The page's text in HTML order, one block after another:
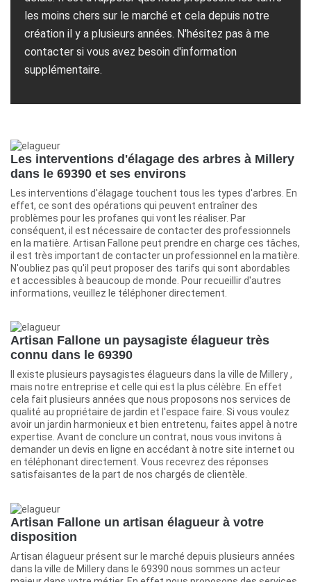
les moins chers sur le marché et cela depuis notre
création il y a plusieurs années. N'hésitez pas à me
contacter si vous avez besoin d'information
supplémentaire.
Les interventions d'élagage des arbres à Millery
dans le 69390 et ses environs
Les interventions d'élagage touchent tous les types d'arbres. En
effet, ce sont des opérations qui peuvent entraîner des
problèmes pour les profanes qui vont les réaliser. Par
conséquent, il est nécessaire de contacter des professionnels
en la matière. Artisan Fallone peut prendre en charge ces tâches,
il est très important de contacter un professionnel en la matière.
N'oubliez pas qu'il peut proposer des tarifs qui sont abordables
et accessibles à beaucoup de monde. Pour recueillir d'autres
informations, veuillez le téléphoner directement.
Artisan Fallone un paysagiste élagueur très
connu dans le 69390
Il existe plusieurs paysagistes élagueurs dans la ville de Millery ,
mais notre entreprise et celle qui est la plus célèbre. En effet
cela fait plusieurs années que nous proposons nos services de
qualité au propriétaire de jardin et l'espace faire. Si vous voulez
avoir un jardin harmonieux et bien entretenu, faites appel à notre
expertise. Avant de conclure un contrat, nous vous invitons à
demander un devis en ligne en accédant à notre site internet ou
en téléphonant directement. Vous recevrez des réponses
satisfaisantes de la part de nos chargés de clientèle.
Artisan Fallone un artisan élagueur à votre
disposition
Artisan élagueur présent sur le marché depuis plusieurs années
dans la ville de Millery dans le 69390 nous sommes un acteur